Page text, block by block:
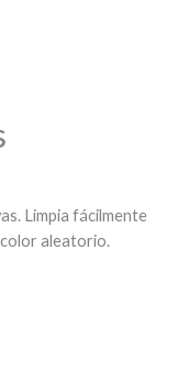
Limpia fácilmente
color aleatorio.